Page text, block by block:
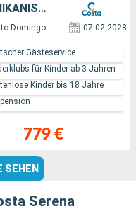
ANTIGUA UND BARBUDA, DOMINIKANISCHE REPUBLIK
Domingo 07.02.2028
779 €
Gästeservice
für Kinder ab 3 Jahren
Kinder bis 18 Jahre
SEHEN
Serena